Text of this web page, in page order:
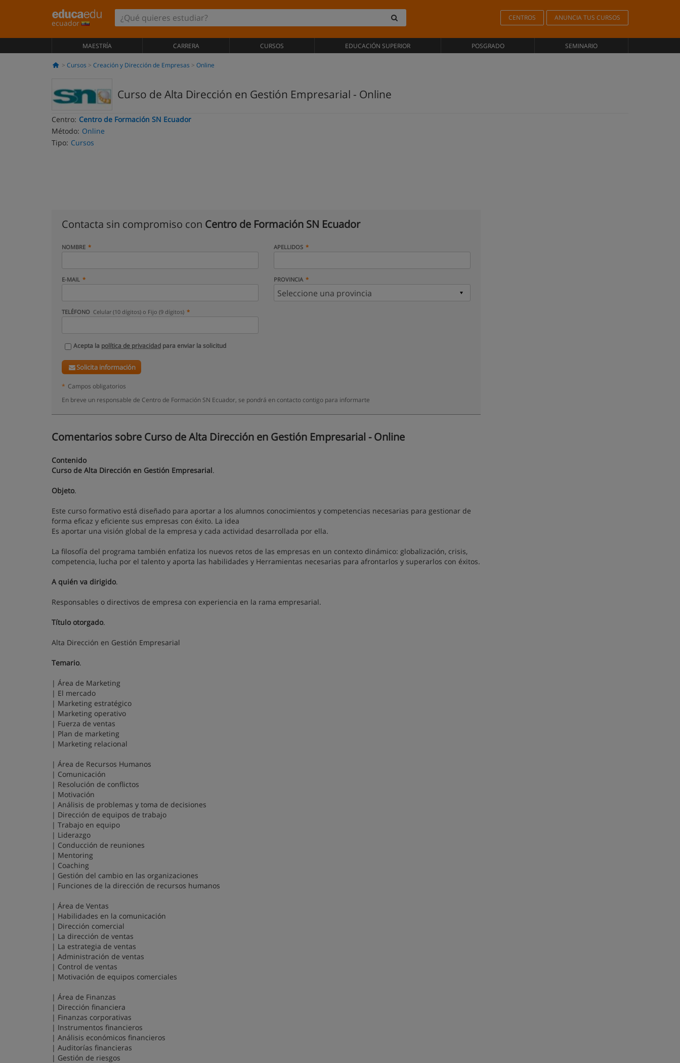
ecuador
CENTROS ANUNCIA TUS CURSOS
MAESTRÍA CARRERA CURSOS EDUCACIÓN SUPERIOR POSGRADO SEMINARIO
Cursos Creación y Dirección de Empresas Online
Curso de Alta Dirección en Gestión Empresarial - Online
Centro: Centro de Formación SN Ecuador
Método: Online
Tipo: Cursos
Contacta sin compromiso con Centro de Formación SN Ecuador
NOMBRE APELLIDOS
E-MAIL PROVINCIA
TELÉFONO Celular (10 dígitos) o Fijo (9 dígitos)
Acepta la política de privacidad para enviar la solicitud
Solicita información
* Campos obligatorios
En breve un responsable de Centro de Formación SN Ecuador, se pondrá en contacto contigo para informarte
Comentarios sobre Curso de Alta Dirección en Gestión Empresarial - Online
Contenido
Curso de Alta Dirección en Gestión Empresarial.
Objeto.
Este curso formativo está diseñado para aportar a los alumnos conocimientos y competencias necesarias para gestionar de
forma eficaz y eficiente sus empresas con éxito. La idea
Es aportar una visión global de la empresa y cada actividad desarrollada por ella.
La filosofía del programa también enfatiza los nuevos retos de las empresas en un contexto dinámico: globalización, crisis,
competencia, lucha por el talento y aporta las habilidades y Herramientas necesarias para afrontarlos y superarlos con éxitos.
A quién va dirigido.
Responsables o directivos de empresa con experiencia en la rama empresarial.
Título otorgado.
Alta Dirección en Gestión Empresarial
Temario.
| Área de Marketing
| El mercado
| Marketing estratégico
| Marketing operativo
| Fuerza de ventas
| Plan de marketing
| Marketing relacional
| Área de Recursos Humanos
| Comunicación
| Resolución de conflictos
| Motivación
| Análisis de problemas y toma de decisiones
| Dirección de equipos de trabajo
| Trabajo en equipo
| Liderazgo
| Conducción de reuniones
| Mentoring
| Coaching
| Gestión del cambio en las organizaciones
| Funciones de la dirección de recursos humanos
| Área de Ventas
| Habilidades en la comunicación
| Dirección comercial
| La dirección de ventas
| La estrategia de ventas
| Administración de ventas
| Control de ventas
| Motivación de equipos comerciales
| Área de Finanzas
| Dirección financiera
| Finanzas corporativas
| Instrumentos financieros
| Análisis económicos financieros
| Auditorías financieras
| Gestión de riesgos